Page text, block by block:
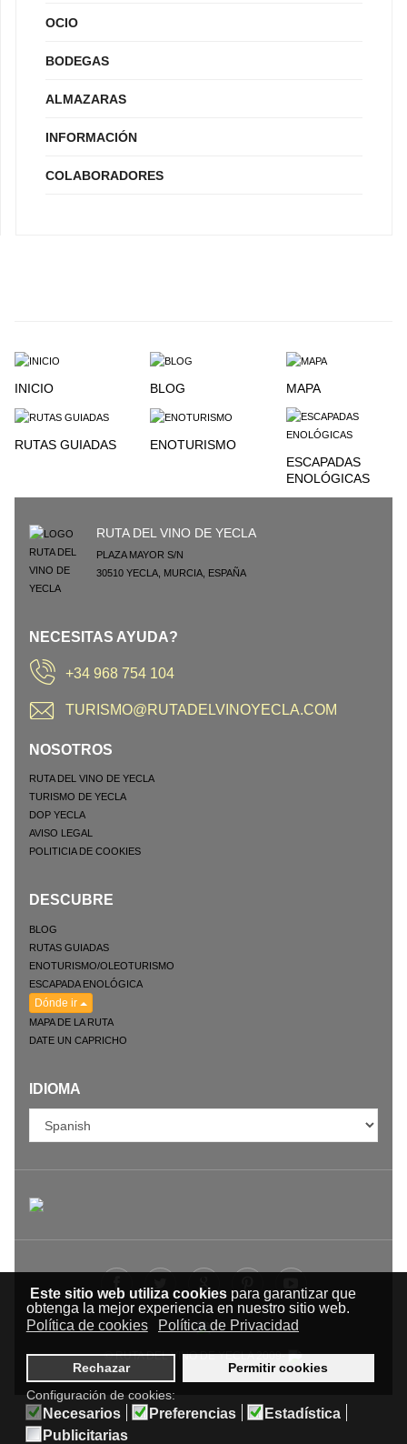
Este sitio web utiliza cookiespara garantizar que
obtenga la mejor experiencia en nuestro sitio web.
Política de cookies
Política de Privacidad
Rechazar
Permitir cookies
Configuración de cookies:
Necesarios Preferencias
Estadística
Publicitarias
OCIO
BODEGAS
ALMAZARAS
INFORMACIÓN
COLABORADORES
INICIO BLOG MAPA
RUTAS GUIADAS
ENOTURISMO
ESCAPADAS
ENOLÓGICAS
RUTA DEL VINO DE YECLA
PLAZA MAYOR S/N
30510 YECLA MURCIA ESPAÑA
NECESITAS AYUDA?
+34 968 754 104
TURISMO@RUTADELVINOYECLA.COM
NOSOTROS
RUTA DEL VINO DE YECLA
TURISMO DE YECLA
DOP YECLA
AVISO LEGAL
POLITICIA DE COOKIES
DESCUBRE
BLOG
RUTAS GUIADAS
ENOTURISMO/OLEOTURISMO
ESCAPADA ENOLÓGICA
Dónde ir
MAPA DE LA RUTA
DATE UN CAPRICHO
IDIOMA
© RUTA DEL VINO DE YECLA 2009-